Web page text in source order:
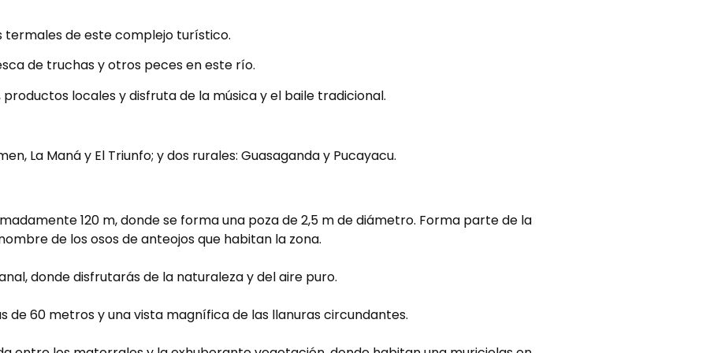
termales de este complejo turístico.
de truchas y otros peces en este río.
locales y disfruta de la música y el baile tradicional.
La Maná y El Triunfo; y dos rurales: Guasaganda y Pucayacu.
120 m, donde se forma una poza de 2,5 m de diámetro. Forma parte de la
de los osos de anteojos que habitan la zona.
donde disfrutarás de la naturaleza y del aire puro.
de 60 metros y una vista magnífica de las llanuras circundantes.